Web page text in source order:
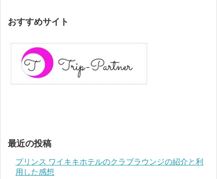
おすすめサイト
最近の投稿
プリンス ワイキキホテルのクラブラウンジの紹介と利
用した感想